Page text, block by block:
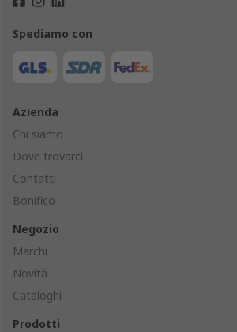
Spediamo con
Azienda
Chi siamo
Dove trovarci
Contatti
Bonifico
Negozio
Marchi
Novità
Cataloghi
Prodotti